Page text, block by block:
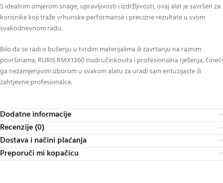
S idealnim omjerom snage, upravljivosti i izdržljivosti, ovaj alat je savršen za
korisnike koji traže vrhunske performanse i precizne rezultate u svom
svakodnevnom radu.
Bilo da se radi o bušenju u tvrdim materijalima ili zavrtanju na raznim
površinama, RURIS RMX1360 nudi učinkovita i profesionalna rješenja, čineći
ga nezamjenjivim izborom u svakom alatu za uradi sam entuzijaste ili
zahtjevne profesionalce.
Dodatne informacije
Recenzije (0)
Dostava i načini plaćanja
Preporuči mi kopačicu